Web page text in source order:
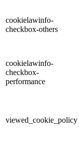
cookielawinfo-
checkbox-others
cookielawinfo-
checkbox-
performance
viewed_cookie_policy